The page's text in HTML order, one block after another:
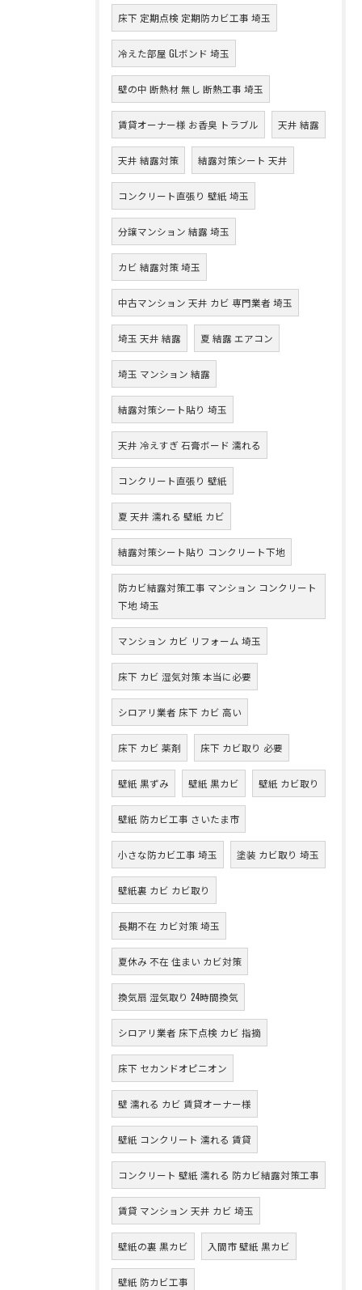
床下 定期点検 定期防カビ工事 埼玉
冷えた部屋 GLボンド 埼玉
壁の中 断熱材 無し 断熱工事 埼玉
賃貸オーナー様 お香臭 トラブル 天井 結露
天井 結露対策 結露対策シート 天井
コンクリート直張り 壁紙 埼玉
分譲マンション 結露 埼玉
カビ 結露対策 埼玉
中古マンション 天井 カビ 専門業者 埼玉
埼玉 天井 結露 夏 結露 エアコン
埼玉 マンション 結露
結露対策シート貼り 埼玉
天井 冷えすぎ 石膏ボード 濡れる
コンクリート直張り 壁紙
夏 天井 濡れる 壁紙 カビ
結露対策シート貼り コンクリート下地
防カビ結露対策工事 マンション コンクリート
下地 埼玉
マンション カビ リフォーム 埼玉
床下 カビ 湿気対策 本当に必要
シロアリ業者 床下 カビ 高い
床下 カビ 薬剤 床下 カビ取り 必要
壁紙 黒ずみ 壁紙 黒カビ 壁紙 カビ取り
壁紙 防カビ工事 さいたま市
小さな防カビ工事 埼玉 塗装 カビ取り 埼玉
壁紙裏 カビ カビ取り
長期不在 カビ対策 埼玉
夏休み 不在 住まい カビ対策
換気扇 湿気取り 24時間換気
シロアリ業者 床下点検 カビ 指摘
床下 セカンドオピニオン
壁 濡れる カビ 賃貸オーナー様
壁紙 コンクリート 濡れる 賃貸
コンクリート 壁紙 濡れる 防カビ結露対策工事
賃貸 マンション 天井 カビ 埼玉
壁紙の裏 黒カビ 入間市 壁紙 黒カビ
壁紙 防カビ工事